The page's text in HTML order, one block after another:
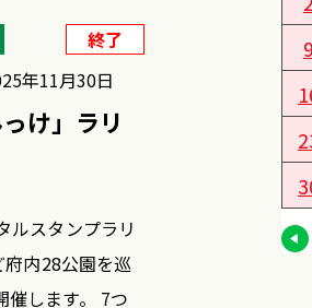
終了
年11月30日
け」ラリ
ルスタンプラリ
内28公園を巡
催します。 7つ
9